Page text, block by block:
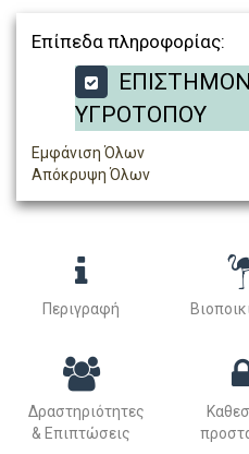
Επίπεδα πληροφορίας:
ΥΓΡΟΤΟΠΟΥ
Εμφάνιση Όλων
Απόκρυψη Όλων
Περιγραφή
Δραστηριότητες
& Επιπτώσεις